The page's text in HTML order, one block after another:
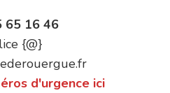
65 16 46
{@}
d'urgence ici